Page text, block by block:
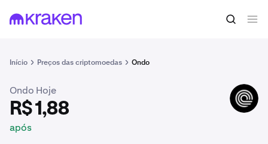
Início Preços das criptomoedas Ondo
R$ 1,88 Comprar ONDO
Ondo Hoje
R$ 1,88
após
ONDO